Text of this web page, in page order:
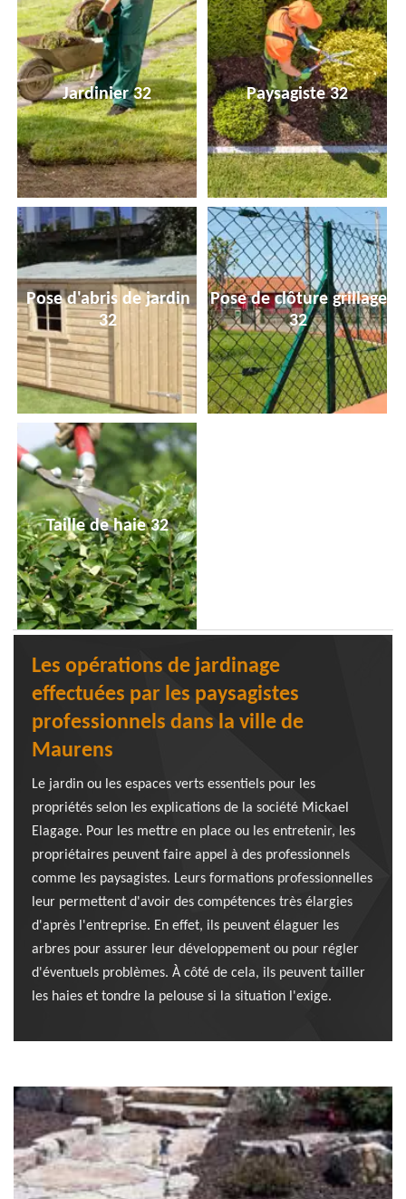
Jardinier 32 Paysagiste 32
Pose d'abris de jardin
32
Pose de clôture grillage
32
Taille de haie 32
Les opérations de jardinage
effectuées par les paysagistes
professionnels dans la ville de
Maurens
Le jardin ou les espaces verts essentiels pour les
propriétés selon les explications de la société Mickael
Elagage. Pour les mettre en place ou les entretenir, les
propriétaires peuvent faire appel à des professionnels
comme les paysagistes. Leurs formations professionnelles
leur permettent d'avoir des compétences très élargies
d'après l'entreprise. En effet, ils peuvent élaguer les
arbres pour assurer leur développement ou pour régler
d'éventuels problèmes. À côté de cela, ils peuvent tailler
les haies et tondre la pelouse si la situation l'exige.